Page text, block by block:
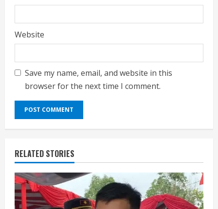
Website
Save my name, email, and website in this
browser for the next time I comment.
RELATED STORIES